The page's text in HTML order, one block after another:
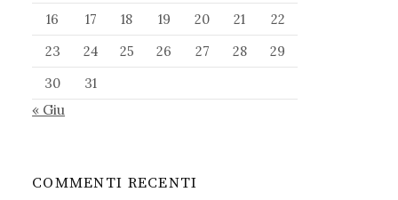
16
17 18 19 20 21
22
23
24 25 26 27 28
29
30
31
« Giu
COMMENTI RECENTI